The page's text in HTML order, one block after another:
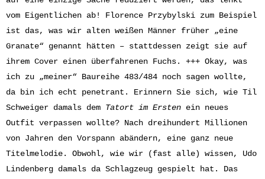
vom Eigentlichen ab! Florence Przybylski zum Beispiel
ist das, was wir alten weißen Männer früher „eine
Granate“ genannt hätten – stattdessen zeigt sie auf
ihrem Cover einen überfahrenen Fuchs. +++ Okay, was
ich zu „meiner“ Baureihe 483/484 noch sagen wollte,
da bin ich echt penetrant. Erinnern Sie sich, wie Til
Schweiger damals dem Tatort im Ersten ein neues
Outfit verpassen wollte? Nach dreihundert Millionen
von Jahren den Vorspann abändern, eine ganz neue
Titelmelodie. Obwohl, wie wir (fast alle) wissen, Udo
Lindenberg damals da Schlagzeug gespielt hat. Das